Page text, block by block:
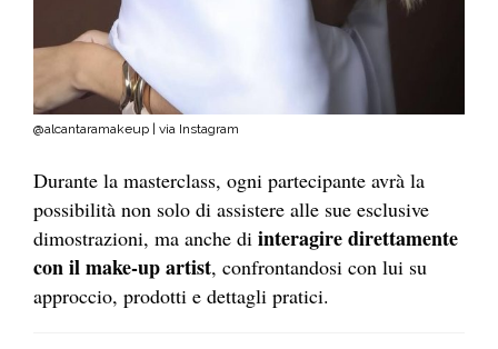
@alcantaramakeup | via Instagram
Durante la masterclass, ogni partecipante avrà la
possibilità non solo di assistere alle sue esclusive
dimostrazioni, ma anche di interagire direttamente
con il make-up artist, confrontandosi con lui su
approccio, prodotti e dettagli pratici.